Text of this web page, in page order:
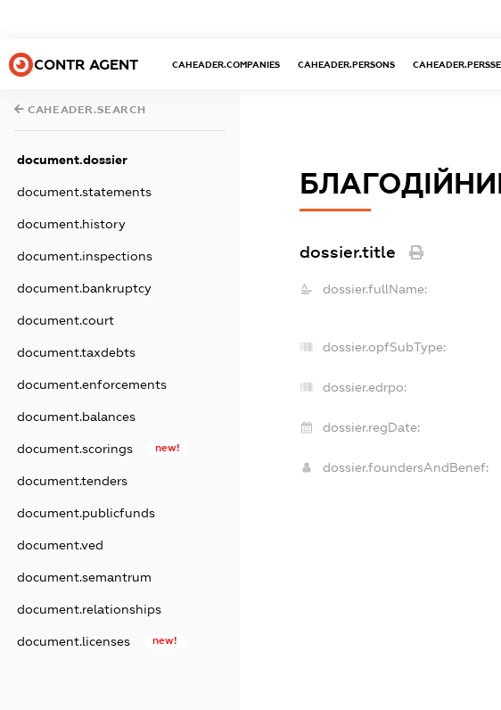
CONTR AGENT CAHEADER.COMPANIES CAHEADER.PERSONS
CAHEADER.SEARCH
document.dossier
document.statements
document.history
document.inspections
document.bankruptcy
document.court
document.taxdebts
document.enforcements
document.balances
document.scorings new!
document.tenders
document.publicfunds
document.ved
document.semantrum
document.relationships
document.licenses new!
dossier.title
dossier.fullName:
dossier.opfSubType:
dossier.edrpo:
dossier.regDate:
dossier.foundersAndBenef: